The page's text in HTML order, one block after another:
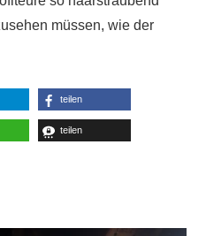
müssen, wie der
teilen
teilen